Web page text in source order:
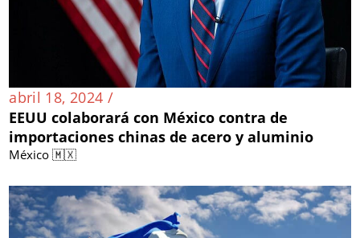
abril 18, 2024 /
EEUU colaborará con México contra de
importaciones chinas de acero y aluminio
México 🇲🇽